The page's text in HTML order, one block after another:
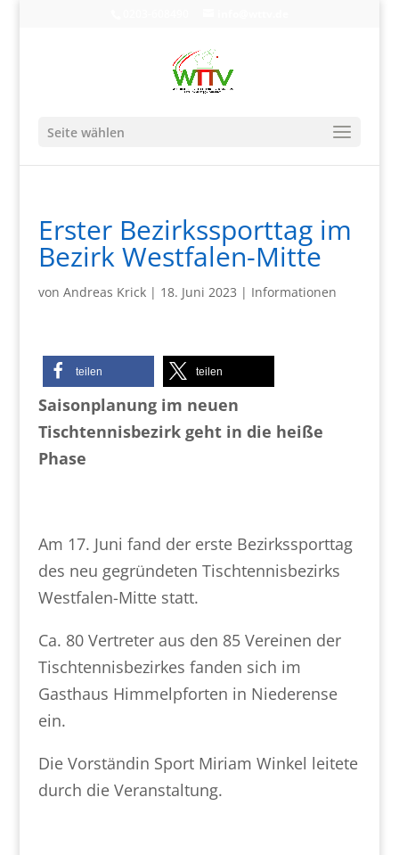
Seite wählen
Erster Bezirkssporttag im
Bezirk Westfalen-Mitte
von Andreas Krick| 18. Juni 2023 | Informationen
teilen teilen
Saisonplanung im neuen
Tischtennisbezirk geht in die heiße
Phase
Am 17. Juni fand der erste Bezirkssporttag
des neu gegründeten Tischtennisbezirks
Westfalen-Mitte statt.
Ca. 80 Vertreter aus den 85 Vereinen der
Tischtennisbezirkes fanden sich im
Gasthaus Himmelpforten in Niederense
ein.
Die Vorständin Sport Miriam Winkel leitete
durch die Veranstaltung.